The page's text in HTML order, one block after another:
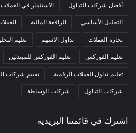
أفضل شركات التداول الاستثمار في
التحليل الأساسي الرافعة المالية
تجارة العملات تداول الاسهم تعليم
تعليم الفوركس تعليم الفوركس للمبتدئين
تعليم تداول العملات الرقمية تقييم شركات
شركات التداول شركات الوساطة
اشترك في قائمتنا البريدية